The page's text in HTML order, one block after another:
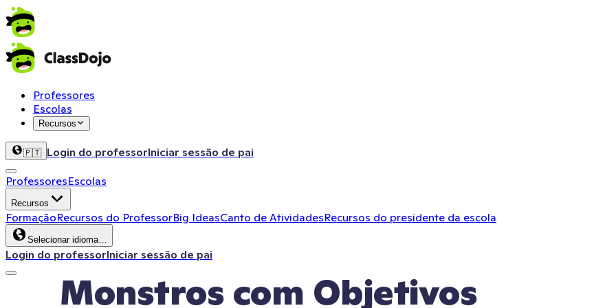
Professores
Escolas
Recursos
🇵🇹 Login do professorIniciar sessão de pai
ProfessoresEscolas
Recursos
FormaçãoRecursos do ProfessorBig IdeasCanto de AtividadesRecursos do presidente da escola
Selecionar idioma…
Login do professorIniciar sessão de pai
Monstros com Objetivos